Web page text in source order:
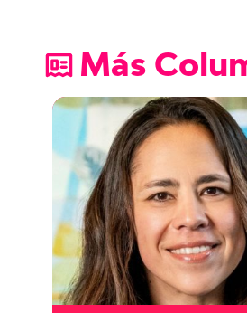
Más